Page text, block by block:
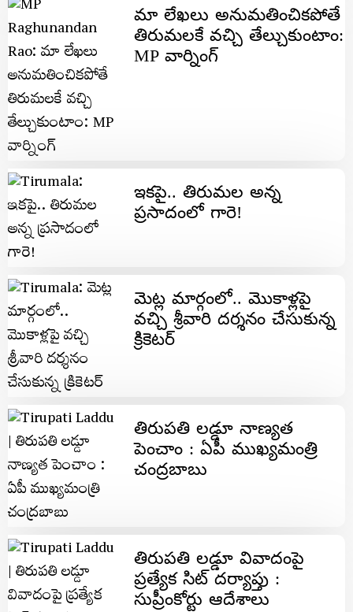
మా లేఖలు అనుమతించికపోతే
తిరుమలకే వచ్చి తేల్చుకుంటాం:
MP వార్నింగ్
ఇక‌పై.. తిరుమ‌ల‌ అన్న
ప్రసాదంలో గారె!
మెట్ల మార్గంలో.. మొకాళ్ల‌పై
వ‌చ్చి శ్రీవారి ద‌ర్శ‌నం చేసుకున్న
క్రికెట‌ర్‌
తిరుపతి లడ్డూ నాణ్యత
పెంచాం : ఏపీ ముఖ్యమంత్రి
చంద్రబాబు
తిరుపతి లడ్డూ వివాదంపై
ప్రత్యేక సిట్ దర్యాప్తు :
సుప్రీంకోర్టు ఆదేశాలు